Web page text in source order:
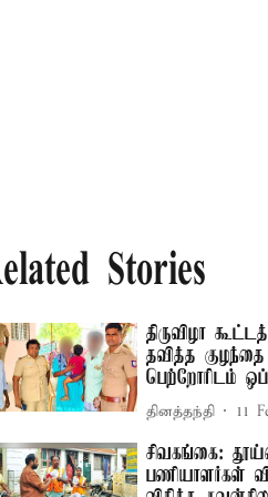
Stories
திருவிழா
தவித்த குழந்தை
பெற்றோரிடம்
தினத்தந்தி 11
சிவகங்கை:
பணியாளர்கள்